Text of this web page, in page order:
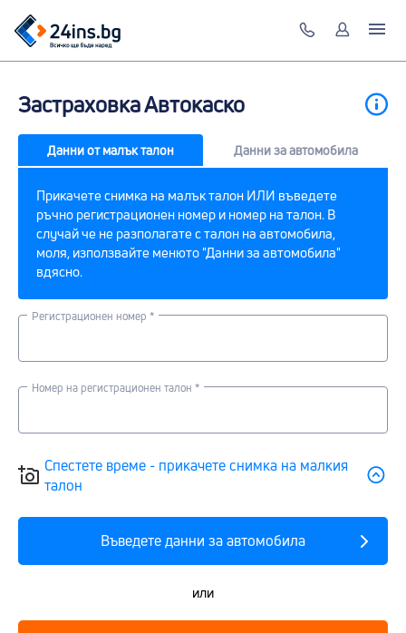
Застраховка Автокаско
Данни от малък талон Данни за автомобила
Прикачете снимка на малък талон ИЛИ въведете
ръчно регистрационен номер и номер на талон. В
случай че не разполагате с талон на автомобила,
моля, използвайте менюто "Данни за автомобила"
вдясно.
Регистрационен номер *
Номер на регистрационен талон *
Спестете време - прикачете снимка на малкия
талон
Въведете данни за автомобила
или